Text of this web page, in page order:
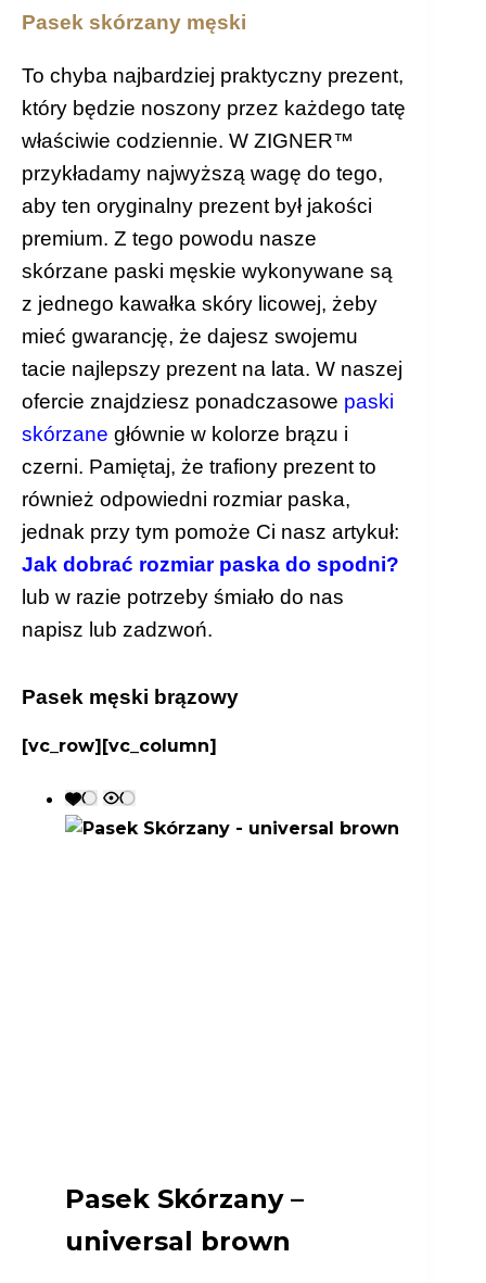
Pasek skórzany męski
To chyba najbardziej praktyczny prezent,
który będzie noszony przez każdego tatę
właściwie codziennie. W ZIGNER™
przykładamy najwyższą wagę do tego,
aby ten oryginalny prezent był jakości
premium. Z tego powodu nasze
skórzane paski męskie wykonywane są
z jednego kawałka skóry licowej, żeby
mieć gwarancję, że dajesz swojemu
tacie najlepszy prezent na lata. W naszej
ofercie znajdziesz ponadczasowe paski
skórzane głównie w kolorze brązu i
czerni. Pamiętaj, że trafiony prezent to
również odpowiedni rozmiar paska,
jednak przy tym pomoże Ci nasz artykuł:
Jak dobrać rozmiar paska do spodni?
lub w razie potrzeby śmiało do nas
napisz lub zadzwoń.
Pasek męski brązowy
[vc_row][vc_column]
Pasek Skórzany –
universal brown